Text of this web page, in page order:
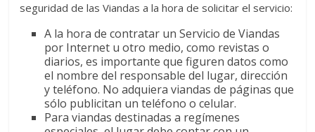
seguridad de las Viandas a la hora de solicitar el servicio:
A la hora de contratar un Servicio de Viandas
por Internet u otro medio, como revistas o
diarios, es importante que figuren datos como
el nombre del responsable del lugar, dirección
y teléfono. No adquiera viandas de páginas que
sólo publicitan un teléfono o celular.
Para viandas destinadas a regímenes